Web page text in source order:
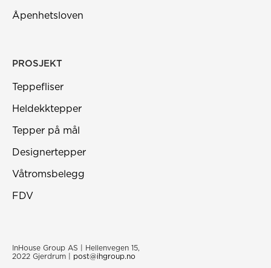
PROSJEKT
Teppefliser
Heldekktepper
Tepper på mål
Designertepper
Våtromsbelegg
FDV
Åpenhetsloven
InHouse Group AS | Hellenvegen 15,
2022 Gjerdrum | post@ihgroup.no